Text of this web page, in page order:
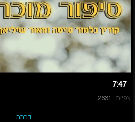
7:47
צפיות: 2631
דרמה